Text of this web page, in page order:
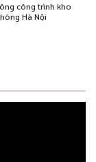
công trình kho
Hà Nội